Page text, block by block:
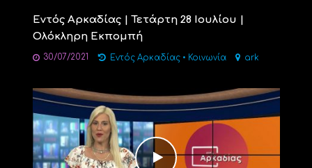
Εντός Αρκαδίας | Τετάρτη 28 Ιουλίου |
Ολόκληρη Εκπομπή
30/07/2021 Εντός Αρκαδίας • Κοινωνία ark